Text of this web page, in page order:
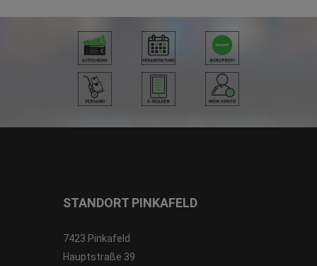
STANDORT PINKAFELD
7423 Pinkafeld
Hauptstraße 39